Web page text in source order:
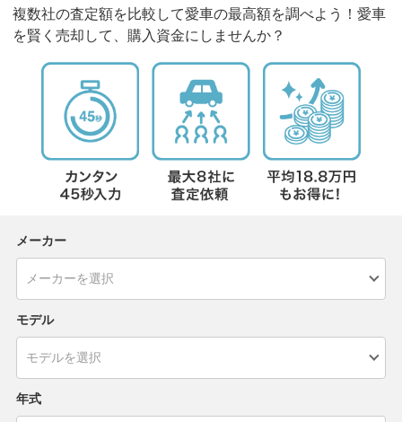
複数社の査定額を比較して愛車の最高額を調べよう！愛車
を賢く売却して、購入資金にしませんか？
メーカー
モデル
年式